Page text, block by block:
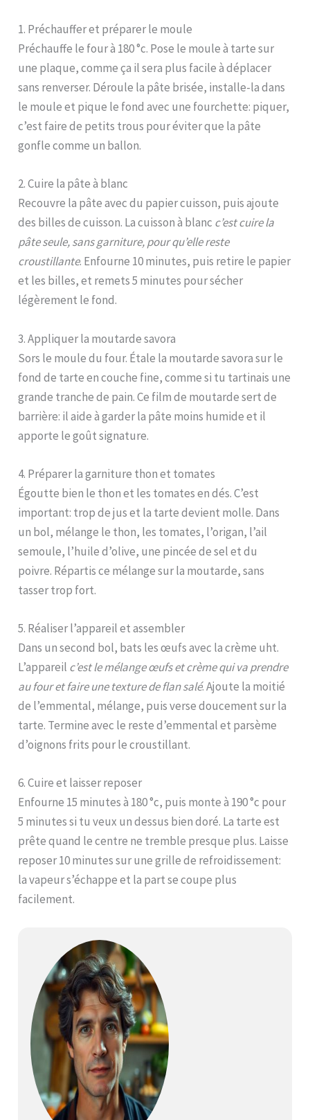
1. Préchauffer et préparer le moule
Préchauffe le four à 180 °c. Pose le moule à tarte sur
une plaque, comme ça il sera plus facile à déplacer
sans renverser. Déroule la pâte brisée, installe-la dans
le moule et pique le fond avec une fourchette: piquer,
c’est faire de petits trous pour éviter que la pâte
gonfle comme un ballon.
2. Cuire la pâte à blanc
Recouvre la pâte avec du papier cuisson, puis ajoute
des billes de cuisson. La cuisson à blanc c’est cuire la
pâte seule, sans garniture, pour qu’elle reste
croustillante. Enfourne 10 minutes, puis retire le papier
et les billes, et remets 5 minutes pour sécher
légèrement le fond.
3. Appliquer la moutarde savora
Sors le moule du four. Étale la moutarde savora sur le
fond de tarte en couche fine, comme si tu tartinais une
grande tranche de pain. Ce film de moutarde sert de
barrière: il aide à garder la pâte moins humide et il
apporte le goût signature.
4. Préparer la garniture thon et tomates
Égoutte bien le thon et les tomates en dés. C’est
important: trop de jus et la tarte devient molle. Dans
un bol, mélange le thon, les tomates, l’origan, l’ail
semoule, l’huile d’olive, une pincée de sel et du
poivre. Répartis ce mélange sur la moutarde, sans
tasser trop fort.
5. Réaliser l’appareil et assembler
Dans un second bol, bats les œufs avec la crème uht.
L’appareil c’est le mélange œufs et crème qui va prendre
au four et faire une texture de flan salé. Ajoute la moitié
de l’emmental, mélange, puis verse doucement sur la
tarte. Termine avec le reste d’emmental et parsème
d’oignons frits pour le croustillant.
6. Cuire et laisser reposer
Enfourne 15 minutes à 180 °c, puis monte à 190 °c pour
5 minutes si tu veux un dessus bien doré. La tarte est
prête quand le centre ne tremble presque plus. Laisse
reposer 10 minutes sur une grille de refroidissement:
la vapeur s’échappe et la part se coupe plus
facilement.